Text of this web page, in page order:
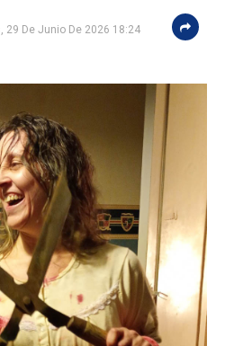
29 De Junio De 2026 18:24